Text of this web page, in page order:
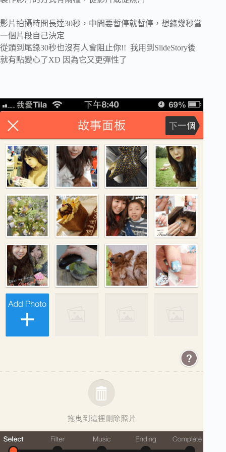
影片拍攝時間長達30秒，中間要暫停就暫停，想錄幾秒當
一個片段自己決定
從頭到尾錄30秒也沒有人會阻止你!! 我用到SlideStory後
就有點變心了XD 因為它又更彈性了